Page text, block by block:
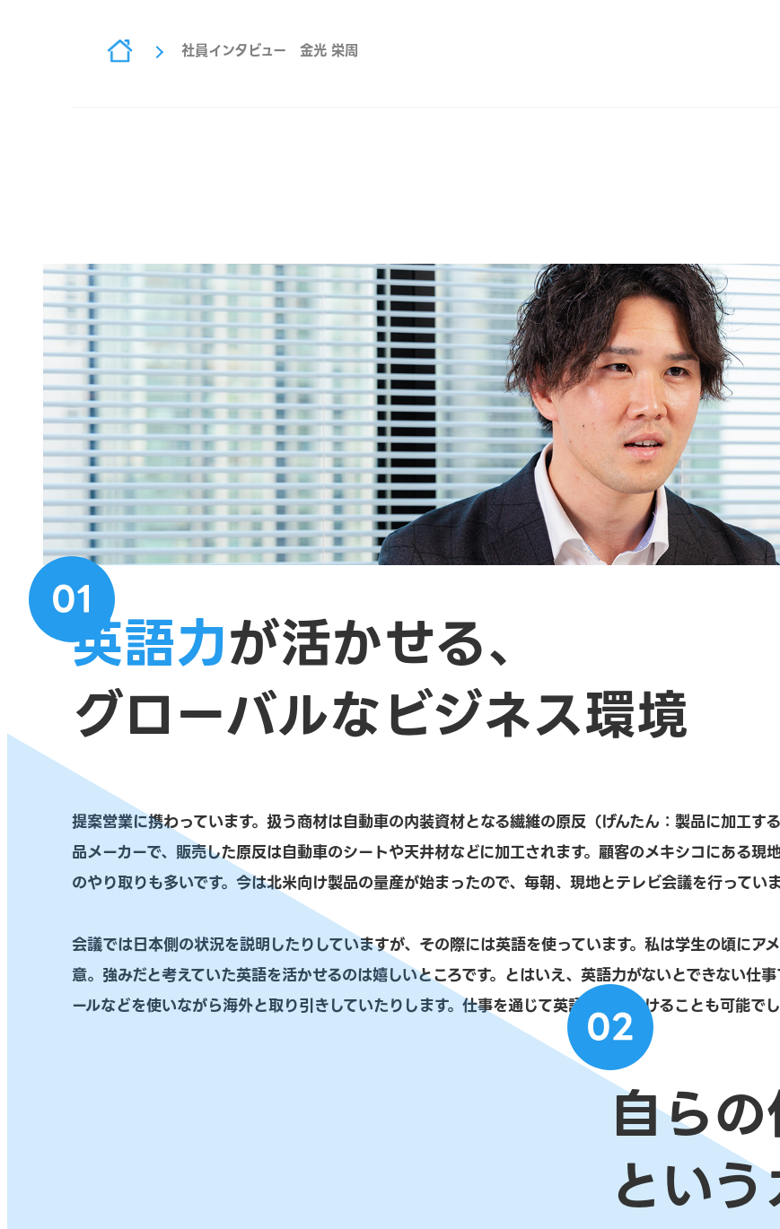
社員インタビュー 金光 栄周
01
英語力が活かせる、
グローバルなビジネス環境
提案営業に携わっています。扱う商材は自動車の内装資材となる繊維の原反（げんたん：製品に加工す
品メーカーで、販売した原反は自動車のシートや天井材などに加工されます。顧客のメキシコにある
のやり取りも多いです。今は北米向け製品の量産が始まったので、毎朝、現地とテレビ会議を行っていま
会議では日本側の状況を説明したりしていますが、その際には英語を使っています。私は学生の頃に
意。強みだと考えていた英語を活かせるのは嬉しいところです。とはいえ、英語力がないとできない仕
ールなどを使いながら海外と取り引きしていたりします。仕事を通じて英語を身につけることも可能でし
02
自らの
という